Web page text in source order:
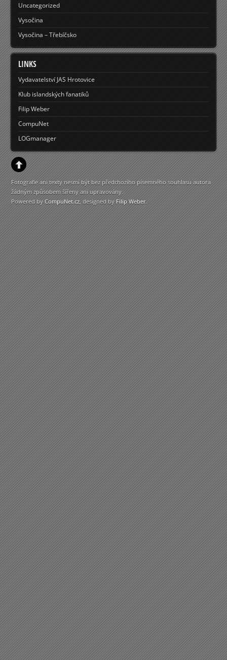
Uncategorized
Vysočina
Vysočina – Třebíčsko
LINKS
Vydavatelství JAS Hrotovice
Klub islandských fanatiků
Filip Weber
CompuNet
LOGmanager
Fotografie ani texty nesmí být bez předchozího písemného souhlasu autora
žádným způsobem šířeny ani upravovány.
Powered byCompuNet.cz, designed byFilip Weber.